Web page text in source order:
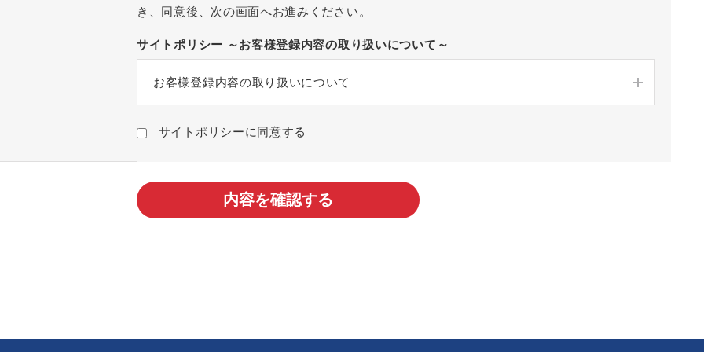
き、同意後、次の画面へお進みください。
サイトポリシー ～お客様登録内容の取り扱いについて～
お客様登録内容の取り扱いについて
サイトポリシーに同意する
内容を確認する